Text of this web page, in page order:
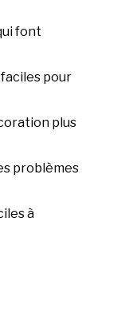
font
pour
plus
problèmes
à